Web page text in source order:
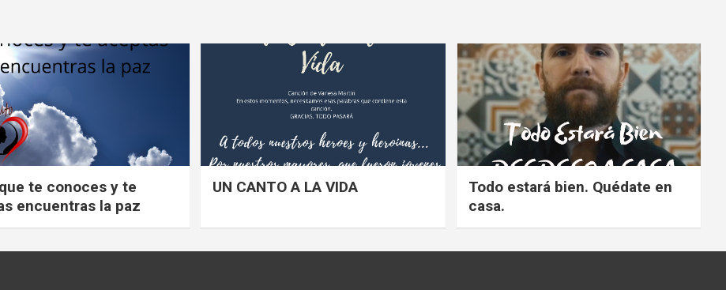
te conoces y te
encuentras la paz
UN CANTO A LA VIDA
Todo estará bien. Quédate en
casa.